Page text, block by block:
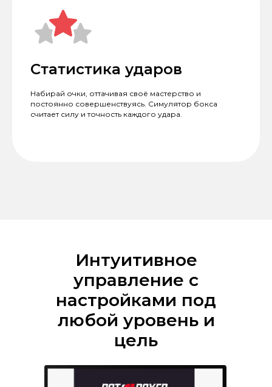
Статистика ударов
Набирай очки, оттачивая своё мастерство и
постоянно совершенствуясь. Симулятор бокса
считает силу и точность каждого удара.
Интуитивное
управление с
настройками под
любой уровень и
цель